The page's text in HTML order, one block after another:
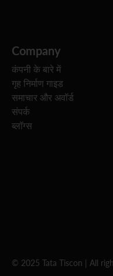
Company
कंपनी के बारे में
गृह निर्माण गाइड
समाचार और अवॉर्ड
संपर्क
ब्लॉग्स
© 2025 Tata Tiscon | All